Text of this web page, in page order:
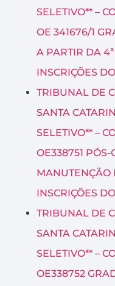
SELETIVO** –
OE 341676/1
A PARTIR DA
INSCRIÇÕES
TRIBUNAL DE
SANTA
SELETIVO** –
OE338751
MANUTENÇÃO
INSCRIÇÕES
TRIBUNAL DE
SANTA
SELETIVO** –
OE338752